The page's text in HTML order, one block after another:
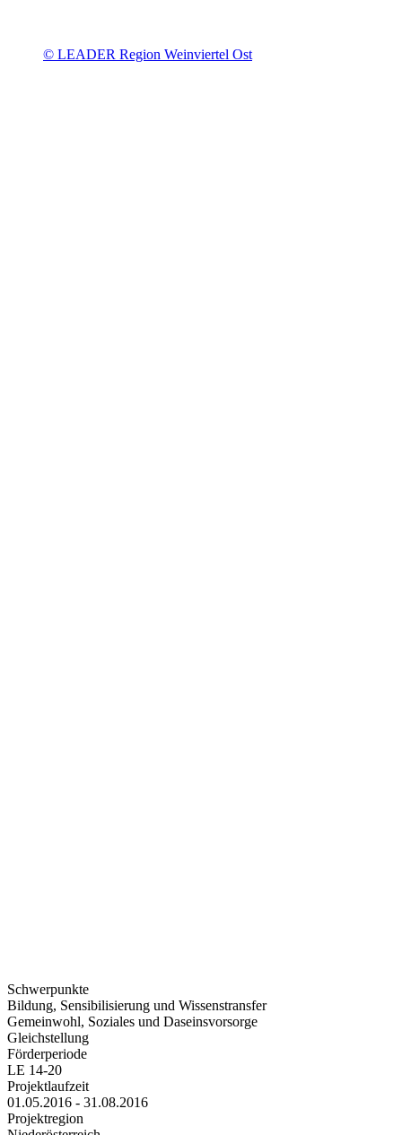
© LEADER Region Weinviertel Ost
Schwerpunkte
Bildung, Sensibilisierung und Wissenstransfer
Gemeinwohl, Soziales und Daseinsvorsorge
Gleichstellung
Förderperiode
LE 14-20
Projektlaufzeit
01.05.2016 - 31.08.2016
Projektregion